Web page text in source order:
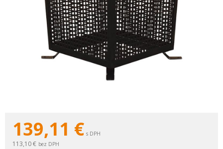
139,11 € s DPH
113,10 € bez DPH